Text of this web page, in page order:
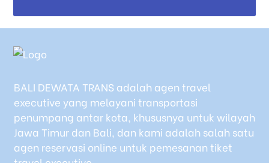
BALI DEWATA TRANS adalah agen travel
executive yang melayani transportasi
penumpang antar kota, khususnya untuk wilayah
Jawa Timur dan Bali, dan kami adalah salah satu
agen reservasi online untuk pemesanan tiket